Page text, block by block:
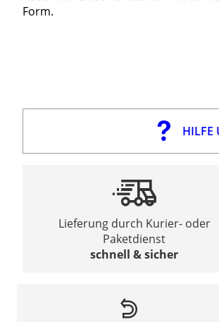
Form.
HILFE
Lieferung durch Kurier- oder
Paketdienst
schnell & sicher